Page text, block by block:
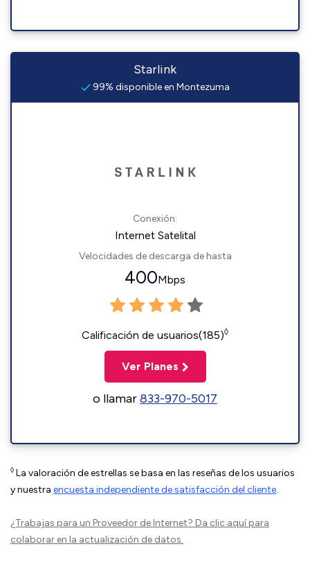
Starlink
99% disponible en Montezuma
Conexión:
Internet Satelital
Velocidades de descarga de hasta
400Mbps
Calificación de usuarios(185)◊
Ver Planes
o llamar833-970-5017
◊ La valoración de estrellas se basa en las reseñas de los usuarios
y nuestra encuesta independiente de satisfacción del cliente.
¿Trabajas para un Proveedor de Internet? Da clic aquípara
colaborar en la actualización de datos.